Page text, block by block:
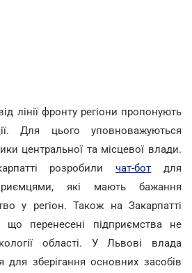
лінії фронту регіони пропонують
Для цього уповноважуються
центральної та місцевої влади.
розробиличат-бот для
які мають бажання
у регіон. Також на Закарпатті
що перенесені підприємства не
області. У Львові влада
для зберігання основних засобів